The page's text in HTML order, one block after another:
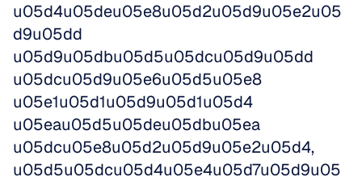
u05d4u05deu05e8u05d2u05d9u05e2u05
d9u05dd
u05d9u05dbu05d5u05dcu05d9u05dd
u05dcu05d9u05e6u05d5u05e8
u05e1u05d1u05d9u05d1u05d4
u05eau05d5u05deu05dbu05ea
u05dcu05e8u05d2u05d9u05e2u05d4,
u05d5u05dcu05d4u05e4u05d7u05d9u05